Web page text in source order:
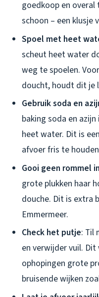
goedkoop en overal
schoon – een klusje
Spoel met heet
scheut heet water
weg te spoelen.
doucht, houdt dit je
Gebruik soda en
baking soda en
heet water. Dit is
afvoer fris te
Gooi geen rommel
grote plukken haar
douche. Dit is extra
Emmermeer.
Check het putje: Til
en verwijder vuil.
ophopingen grote
bruisende wijken